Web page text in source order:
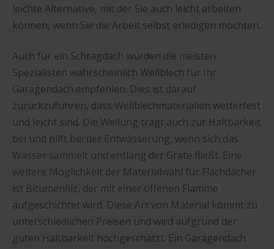
leichte Alternative, mit der Sie auch leicht arbeiten
können, wenn Sie die Arbeit selbst erledigen möchten.
Auch für ein Schrägdach würden die meisten
Spezialisten wahrscheinlich Wellblech für Ihr
Garagendach empfehlen. Dies ist darauf
zurückzuführen, dass Wellblechmaterialien wetterfest
und leicht sind. Die Wellung trägt auch zur Haltbarkeit
bei und hilft bei der Entwässerung, wenn sich das
Wasser sammelt und entlang der Grate fließt. Eine
weitere Möglichkeit der Materialwahl für Flachdächer
ist Bitumenfilz, der mit einer offenen Flamme
aufgeschichtet wird. Diese Art von Material kommt zu
unterschiedlichen Preisen und wird aufgrund der
guten Haltbarkeit hochgeschätzt. Ein Garagendach